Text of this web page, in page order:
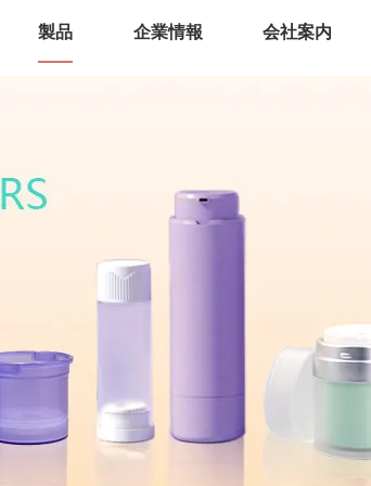
製品 企業情報 会社案内